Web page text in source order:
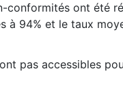
conformités ont été
à 94% et le taux
pas accessibles